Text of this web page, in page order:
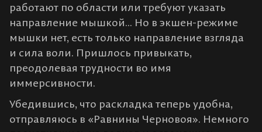
работают по области или требуют указать
направление мышкой... Но в экшен-режиме
мышки нет, есть только направление взгляда
и сила воли. Пришлось привыкать,
преодолевая трудности во имя
иммерсивности.
Убедившись, что раскладка теперь удобна,
отправляюсь в «Равнины Черновоя». Немного